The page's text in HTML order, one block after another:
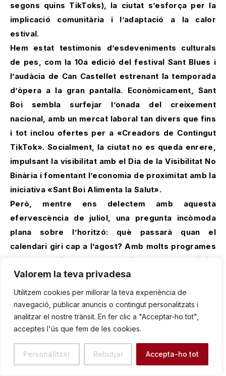
Valorem la teva privadesa
Utilitzem cookies per millorar la teva experiència de
navegació, publicar anuncis o contingut personalitzats i
analitzar el nostre trànsit. En fer clic a "Acceptar-ho tot",
acceptes l'ús que fem de les cookies.
Personalitzar Rebutjar Accepta-ho tot
segons quins TikToks), la ciutat s’esforça per la
implicació comunitària i l’adaptació a la calor
estival.
Hem estat testimonis d’esdeveniments culturals
de pes, com la 10a edició del festival Sant Blues i
l’audàcia de Can Castellet estrenant la temporada
d’òpera a la gran pantalla. Econòmicament, Sant
Boi sembla surfejar l’onada del creixement
nacional, amb un mercat laboral tan divers que fins
i tot inclou ofertes per a «Creadors de Contingut
TikTok». Socialment, la ciutat no es queda enrere,
impulsant la visibilitat amb el Dia de la Visibilitat No
Binària i fomentant l’economia de proximitat amb la
iniciativa «Sant Boi Alimenta la Salut».
Però, mentre ens delectem amb aquesta
efervescència de juliol, una pregunta incòmoda
plana sobre l’horitzó: què passarà quan el
calendari giri cap a l’agost? Amb molts programes
de «Fem Estiu» tancant explícitament el 31 de juliol
i algunes biblioteques anunciant el tancament total
durant el mes d’agost, un no pot evitar preguntar-
se si Sant Boi té previst fer una migdiada
col·lectiva. Si els refugis climàtics de Barcelona
tanquen, esperem que els nostres no ens deixin
literalment a la fresca. Aquest post, doncs,
explorarà el vibrant juliol, però amb un ull crític i